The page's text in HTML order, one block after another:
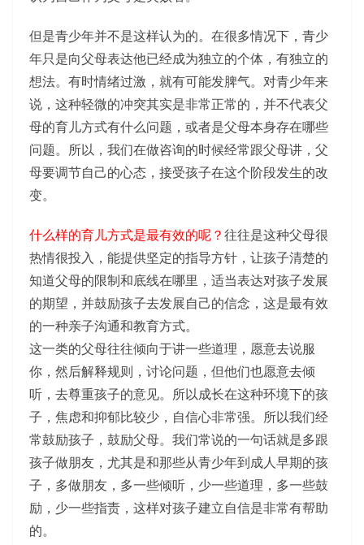
但是青少年并不是这样认为的。在很多情况下，青少
年只是向父母表达他已经成为独立的个体，有独立的
想法。有时情绪过激，就有可能发脾气。对青少年来
说，这种轻微的冲突其实是非常正常的，并不代表父
母的育儿方式有什么问题，或者是父母本身存在哪些
问题。所以，我们在做咨询的时候经常跟父母讲，父
母要调节自己的心态，接受孩子在这个阶段发生的改
变。
什么样的育儿方式是最有效的呢？往往是这种父母很
热情很投入，能提供坚定的指导方针，让孩子清楚的
知道父母的限制和底线在哪里，适当表达对孩子发展
的期望，并鼓励孩子去发展自己的信念，这是最有效
的一种亲子沟通和教育方式。
这一类的父母往往倾向于讲一些道理，愿意去说服
你，然后解释规则，讨论问题，但他们也愿意去倾
听，去尊重孩子的意见。所以成长在这种环境下的孩
子，焦虑和抑郁比较少，自信心非常强。所以我们经
常鼓励孩子，鼓励父母。我们常说的一句话就是多跟
孩子做朋友，尤其是和那些从青少年到成人早期的孩
子，多做朋友，多一些倾听，少一些道理，多一些鼓
励，少一些指责，这样对孩子建立自信是非常有帮助
的。